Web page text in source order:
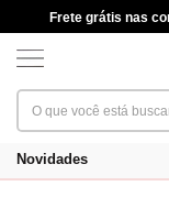
Frete grátis nas
Novidades